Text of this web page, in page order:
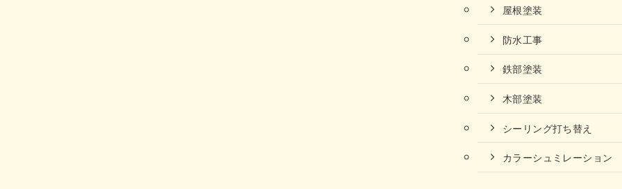
屋根塗装
防水工事
鉄部塗装
木部塗装
シーリング打ち替え
カラーシュミレーション